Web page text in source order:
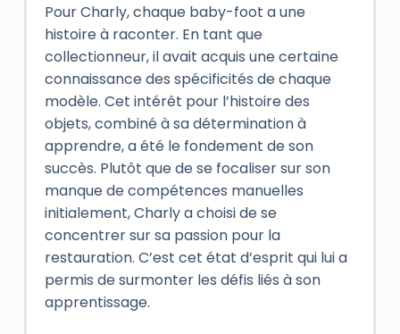
Pour Charly, chaque baby-foot a une
histoire à raconter. En tant que
collectionneur, il avait acquis une certaine
connaissance des spécificités de chaque
modèle. Cet intérêt pour l’histoire des
objets, combiné à sa détermination à
apprendre, a été le fondement de son
succès. Plutôt que de se focaliser sur son
manque de compétences manuelles
initialement, Charly a choisi de se
concentrer sur sa passion pour la
restauration. C’est cet état d’esprit qui lui a
permis de surmonter les défis liés à son
apprentissage.